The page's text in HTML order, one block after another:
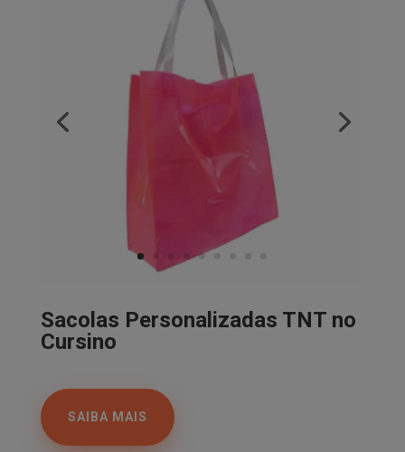
Sacolas Personalizadas TNT no
Cursino
SAIBA MAIS